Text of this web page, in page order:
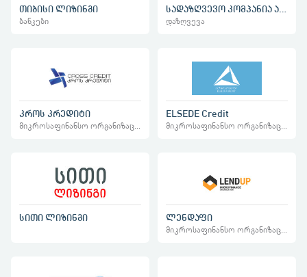
თიბისი ლიზინგი
ბანკები დაზღვევა
კროს კრედიტი ELSEDE Credit
სითი ლიზინგი ლენდაფი
მიკროსაფინანსო ორგანიზაციები